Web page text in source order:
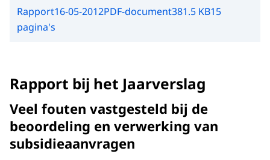
Rapport16-05-2012PDF-document381.5 KB15
pagina's
Rapport bij het Jaarverslag
Veel fouten vastgesteld bij de
beoordeling en verwerking van
subsidieaanvragen